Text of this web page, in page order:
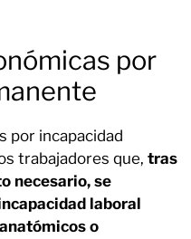
por
por incapacidad
trabajadores que, tras
necesario, se
laboral
o